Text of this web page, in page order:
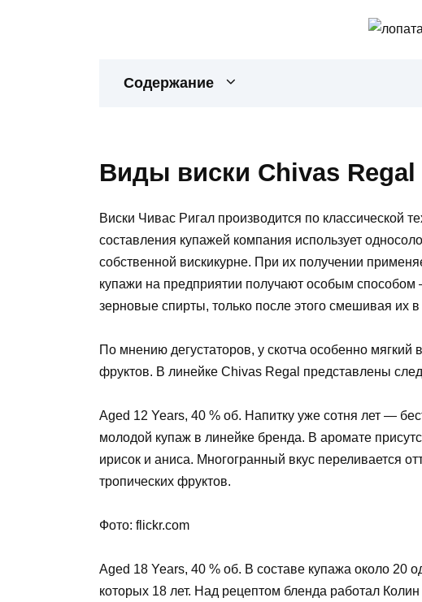
Содержание
Виды виски Chivas Regal
Виски Чивас Ригал производится по классической
составления купажей компания использует
собственной вискикурне. При их получении
купажи на предприятии получают особым
зерновые спирты, только после этого смешивая их
По мнению дегустаторов, у скотча особенно
фруктов. В линейке Chivas Regal представлены
Aged 12 Years, 40 % об. Напитку уже сотня лет —
молодой купаж в линейке бренда. В аромате
ирисок и аниса. Многогранный вкус переливается
тропических фруктов.
Фото: flickr.com
Aged 18 Years, 40 % об. В составе купажа около 20
которых 18 лет. Над рецептом бленда работал